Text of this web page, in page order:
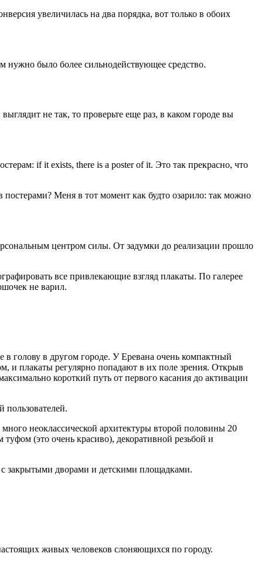
увеличилась на два порядка, вот только в обоих
нужно было более сильнодействующее средство.
не так, то проверьте еще раз, в каком городе вы
if it exists, there is a poster of it. Это так прекрасно, что
Меня в тот момент как будто озарило: так можно
центром силы. От задумки до реализации прошло
все привлекающие взгляд плакаты. По галерее
не варил.
в голову в другом городе. У Еревана очень компактный
и плакаты регулярно попадают в их поле зрения. Открыв
короткий путь от первого касания до активации
неоклассической архитектуры второй половины 20
(это очень красиво), декоративной резьбой и
закрытыми дворами и детскими площадками.
живых человеков слоняющихся по городу.